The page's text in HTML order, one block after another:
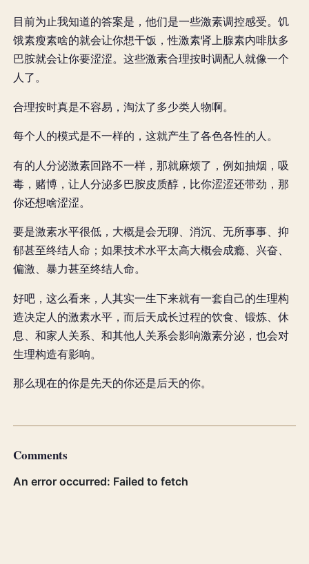
目前为止我知道的答案是，他们是一些激素调控感受。饥
饿素瘦素啥的就会让你想干饭，性激素肾上腺素内啡肽多
巴胺就会让你要涩涩。这些激素合理按时调配人就像一个
人了。
合理按时真是不容易，淘汰了多少类人物啊。
每个人的模式是不一样的，这就产生了各色各性的人。
有的人分泌激素回路不一样，那就麻烦了，例如抽烟，吸
毒，赌博，让人分泌多巴胺皮质醇，比你涩涩还带劲，那
你还想啥涩涩。
要是激素水平很低，大概是会无聊、消沉、无所事事、抑
郁甚至终结人命；如果技术水平太高大概会成瘾、兴奋、
偏激、暴力甚至终结人命。
好吧，这么看来，人其实一生下来就有一套自己的生理构
造决定人的激素水平，而后天成长过程的饮食、锻炼、休
息、和家人关系、和其他人关系会影响激素分泌，也会对
生理构造有影响。
那么现在的你是先天的你还是后天的你。
Comments